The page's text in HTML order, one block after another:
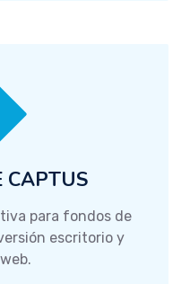
CAPTUS
para fondos de
escritorio y